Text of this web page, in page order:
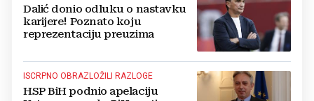
Dalić donio odluku o nastavku
karijere! Poznato koju
reprezentaciju preuzima
ISCRPNO OBRAZLOŽILI RAZLOGE
HSP BiH podnio apelaciju